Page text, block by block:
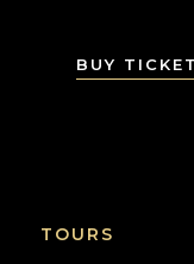
BUY
TOURS